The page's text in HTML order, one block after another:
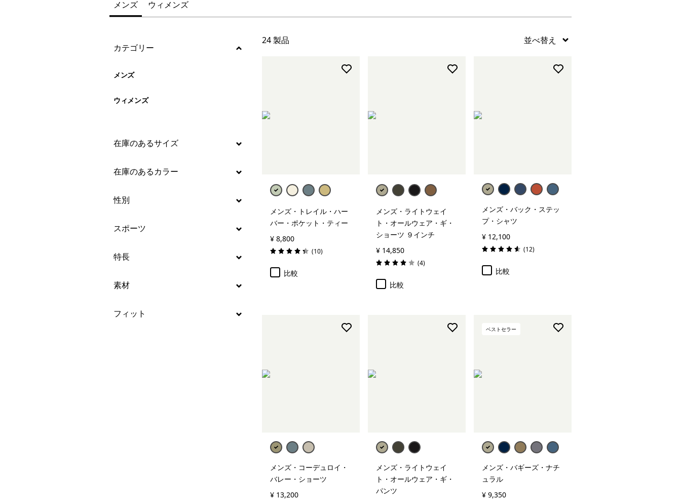
メンズ ウィメンズ
絞り込み
カテゴリー
メンズ
ウィメンズ
絞り込み
在庫のあるサイズ
絞り込み
在庫のあるカラー
絞り込み
性別
絞り込み
スポーツ
絞り込み
特長
絞り込み
素材
絞り込み
フィット
24 製品
メンズ・トレイル・ハー
バー・ポケット・ティー
¥ 8,800
評価: 4.3 / 5 (10レビュー
)
比較
メンズ・ライトウェイ
ト・オールウェア・ギ・
ショーツ ９インチ
¥ 14,850
評価: 4.0 / 5 (4レビュー
)
比較
メンズ・バック・ステッ
プ・シャツ
¥ 12,100
評価: 4.6 / 5 (12レビュー
)
比較
メンズ・コーデュロイ・
バレー・ショーツ
¥ 13,200
メンズ・ライトウェイ
ト・オールウェア・ギ・
パンツ
ベストセラー
メンズ・バギーズ・ナチ
ュラル
¥ 9,350